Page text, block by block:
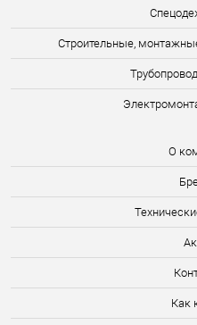
Строительные,
О
Как